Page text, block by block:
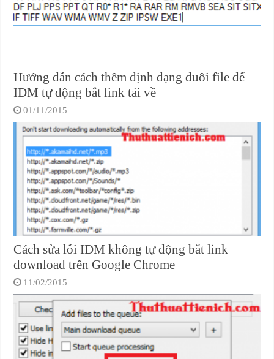
Hướng dẫn cách thêm định dạng đuôi file để
IDM tự động bắt link tải về
01/11/2015
Cách sửa lỗi IDM không tự động bắt link
download trên Google Chrome
11/02/2015